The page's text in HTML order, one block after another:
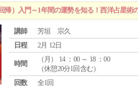
帰）入門～1年間の運勢を知る！西洋占星術
講師
芳垣 宗久
日程
2月 12日
時間
（ 月 ） 14 ：00 ～ 18 ：00
（休憩20分1回含む）
回数
全1回